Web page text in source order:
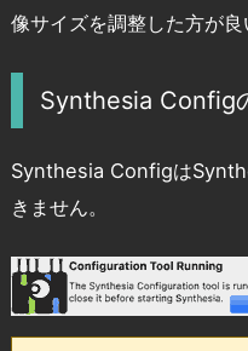
像サイズを調整した方が良
Synthesia Config
Synthesia Configは
きません。